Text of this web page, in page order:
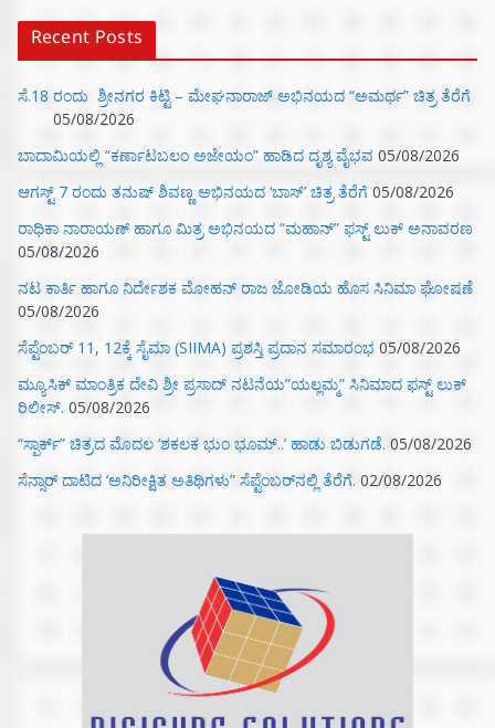
Recent Posts
ಸೆ.18 ರಂದು ಶ್ರೀನಗರ ಕಿಟ್ಟಿ – ಮೇಘನಾರಾಜ್ ಅಭಿನಯದ “ಅಮರ್ಥ” ಚಿತ್ರ ತೆರೆಗೆ
05/08/2026
ಬಾದಾಮಿಯಲ್ಲಿ “ಕರ್ಣಾಟಬಲಂ ಅಜೇಯಂ” ಹಾಡಿದ ದೃಶ್ಯ ವೈಭವ 05/08/2026
ಆಗಸ್ಟ್ 7 ರಂದು ತನುಷ್ ಶಿವಣ್ಣ ಅಭಿನಯದ ‘ಬಾಸ್’ ಚಿತ್ರ ತೆರೆಗೆ 05/08/2026
ರಾಧಿಕಾ ನಾರಾಯಣ್ ಹಾಗೂ ಮಿತ್ರ ಅಭಿನಯದ “ಮಹಾನ್” ಫಸ್ಟ್ ಲುಕ್ ಅನಾವರಣ
05/08/2026
ನಟ ಕಾರ್ತಿ ಹಾಗೂ ನಿರ್ದೇಶಕ ಮೋಹನ್ ರಾಜ ಜೋಡಿಯ ಹೊಸ ಸಿನಿಮಾ ಘೋಷಣೆ
05/08/2026
ಸೆಪ್ಟೆಂಬರ್ 11, 12ಕ್ಕೆ ಸೈಮಾ (SIIMA) ಪ್ರಶಸ್ತಿ ಪ್ರದಾನ ಸಮಾರಂಭ 05/08/2026
ಮ್ಯೂಸಿಕ್‌ ಮಾಂತ್ರಿಕ ದೇವಿ ಶ್ರೀ ಪ್ರಸಾದ್ ನಟನೆಯ”ಯಲ್ಲಮ್ಮ” ಸಿನಿಮಾದ ಫಸ್ಟ್‌ ಲುಕ್‌
ರಿಲೀಸ್. 05/08/2026
“ಸ್ಪಾರ್ಕ್” ಚಿತ್ರದ ಮೊದಲ‌ ‘ಶಕಲಕ ಭುಂ‌ ಭೂಮ್..’ ಹಾಡು ಬಿಡುಗಡೆ. 05/08/2026
ಸೆನ್ಸಾರ್ ದಾಟಿದ ‘ಅನಿರೀಕ್ಷಿತ ಅತಿಥಿಗಳು” ಸೆಪ್ಟೆಂಬರ್‌ನಲ್ಲಿ ತೆರೆಗೆ. 02/08/2026